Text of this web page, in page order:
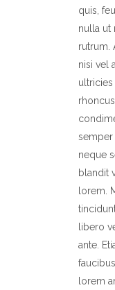
quis,
nulla ut
rutrum.
nisi vel
ultricies
semper
neque
blandit
lorem.
libero
ante.
lorem